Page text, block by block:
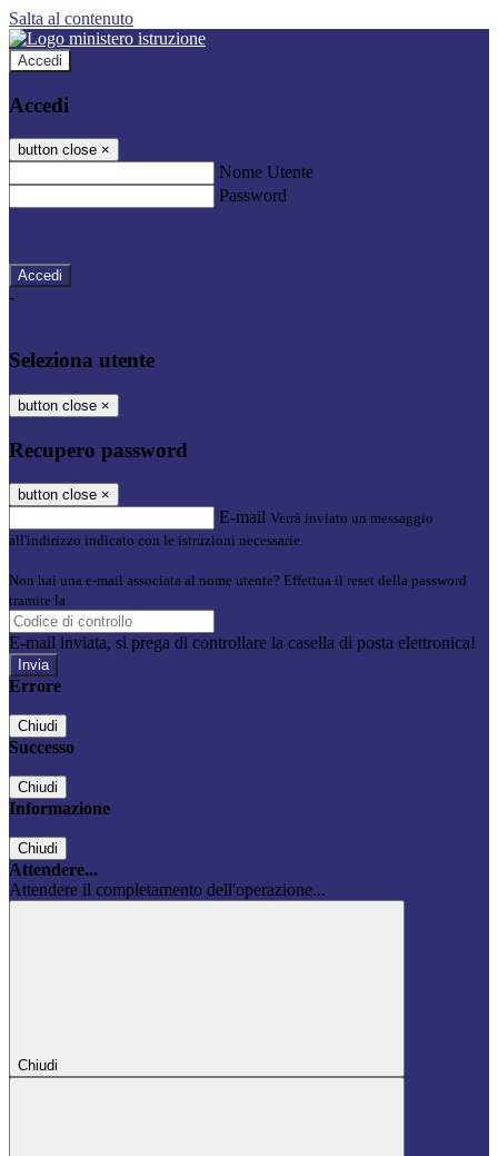
Salta al contenuto
Accedi
Accedi
button close ×
Nome Utente
Password
-
Seleziona utente
button close ×
Recupero password
button close ×
E-mail Verrà inviato un messaggio
all'indirizzo indicato con le istruzioni necessarie.
Non hai una e-mail associata al nome utente? Effettua il reset della password
tramite la
E-mail inviata, si prega di controllare la casella di posta elettronica!
Errore
Chiudi
Successo
Chiudi
Informazione
Chiudi
Attendere...
Attendere il completamento dell'operazione...
Chiudi